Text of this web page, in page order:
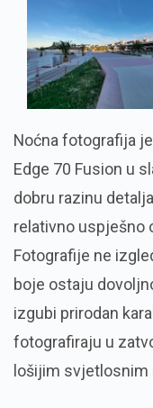
Noćna fotografija
Edge 70 Fusion u
dobru razinu
relativno uspješno
Fotografije ne
boje ostaju
izgubi prirodan
fotografiraju u
lošijim svjetlosnim